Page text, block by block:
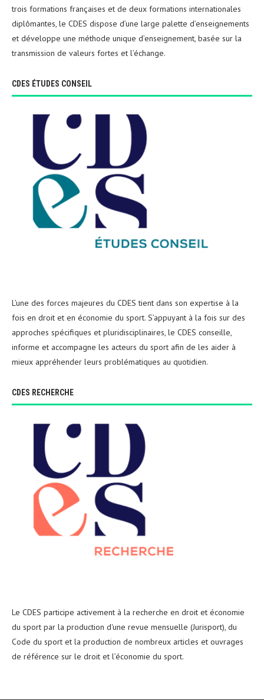
trois formations françaises et de deux formations internationales
diplômantes, le CDES dispose d’une large palette d’enseignements
et développe une méthode unique d’enseignement, basée sur la
transmission de valeurs fortes et l’échange.
CDES ÉTUDES CONSEIL
L’une des forces majeures du CDES tient dans son expertise à la
fois en droit et en économie du sport. S’appuyant à la fois sur des
approches spécifiques et pluridisciplinaires, le CDES conseille,
informe et accompagne les acteurs du sport afin de les aider à
mieux appréhender leurs problématiques au quotidien.
CDES RECHERCHE
Le CDES participe activement à la recherche en droit et économie
du sport par la production d'une revue mensuelle (Jurisport), du
Code du sport et la production de nombreux articles et ouvrages
de référence sur le droit et l’économie du sport.